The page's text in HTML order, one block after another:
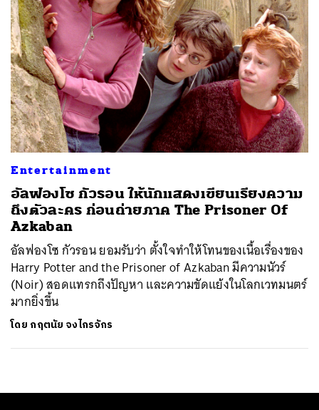
Entertainment
อัลฟองโซ กัวรอน ให้นักแสดงเขียนเรียงความ
ถึงตัวละคร ก่อนถ่ายภาค The Prisoner Of
Azkaban
อัลฟองโซ กัวรอน ยอมรับว่า ตั้งใจทำให้โทนของเนื้อเรื่องของ
Harry Potter and the Prisoner of Azkaban มีความนัวร์
(Noir) สอดแทรกถึงปัญหา และความขัดแย้งในโลกเวทมนตร์
มากยิ่งขึ้น
โดย กฤตนัย จงไกรจักร
ค้นหา
SHARE TWEET LINE EMAIL